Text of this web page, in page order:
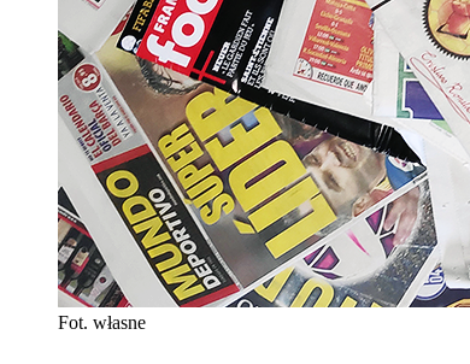
Fot. własne